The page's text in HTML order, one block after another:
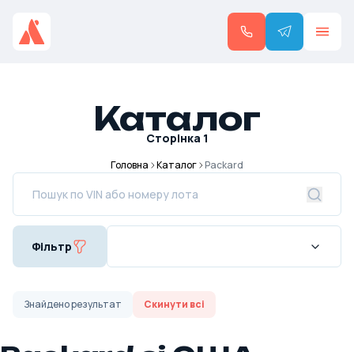
Каталог
Сторінка 1
Головна Каталог Packard
Фільтр
Знайденорезультат Скинути всі